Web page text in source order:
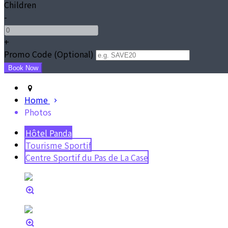
Children
-
+
Promo Code (Optional)
Home
Photos
Hôtel Panda
Tourisme Sportif
Centre Sportif du Pas de La Case